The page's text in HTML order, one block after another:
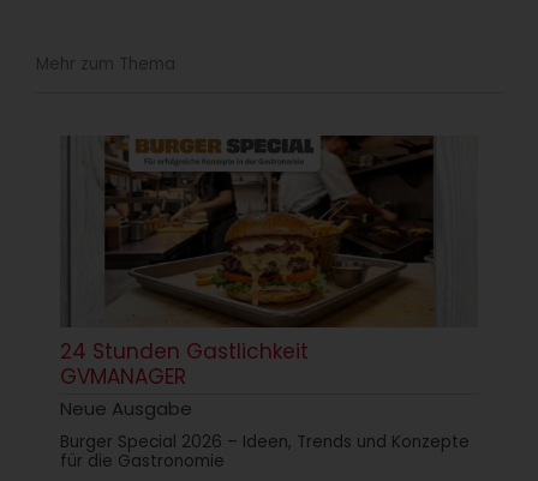
Mehr zum Thema
24 Stunden Gastlichkeit
GVMANAGER
Neue Ausgabe
Burger Special 2026 – Ideen, Trends und Konzepte
für die Gastronomie